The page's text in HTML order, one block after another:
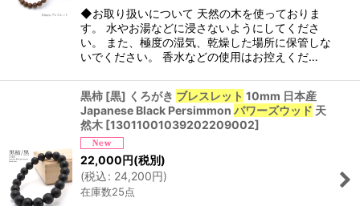
◆お取り扱いについて 天然の木を使っておりま
す。 水やお湯などに浸さないようにしてくださ
い。 また、極度の湿気、乾燥した場所に保管しな
いでください。 香水などの使用はお控えくだ…
黒柿 [黒] くろがき ブレスレット 10mm 日本産
Japanese Black Persimmon パワーズウッド 天
然木 [13011001039202209002]
22,000円(税別)
(税込: 24,200円)
在庫数25点